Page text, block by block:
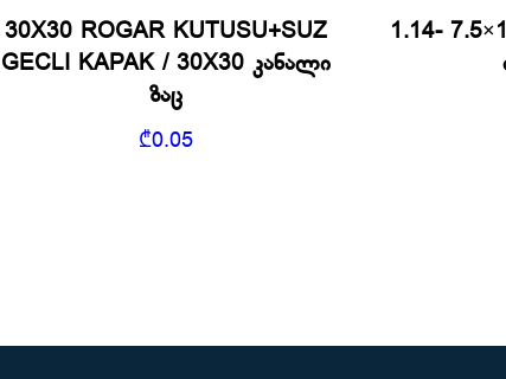
30X30 ROGAR KUTUSU+SUZ
GECLI KAPAK / 30X30 კანალი
ზაც
₾0.05
1.14-